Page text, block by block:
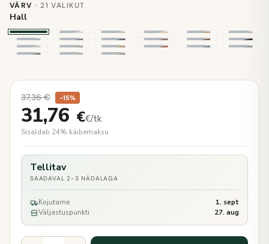
VÄRV · 21 VALIKUT
Hall
37,36€ −15%
31,76 €€/tk
Sisaldab 24% käibemaksu
Tellitav
SAADAVAL 2-3 NÄDALAGA
Kojutarne
1. sept
Väljastuspunkti
27. aug